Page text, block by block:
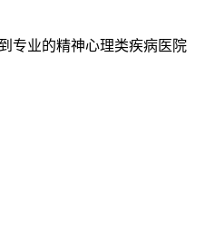
专业的精神心理类疾病医院